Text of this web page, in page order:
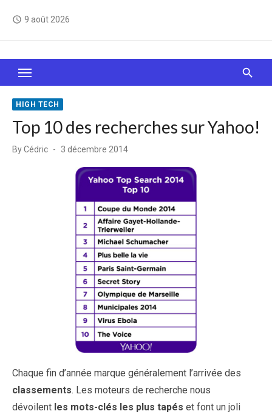
access_time 9 août 2026
Le Web, c'est comme une boîte de chocolats… On
sait jamais sur quoi on va tomber !
HIGH TECH
Top 10 des recherches sur Yahoo!
ByCédric
Posted
3 décembre 2014
Chaque fin d’année marque généralement l’arrivée des
classements. Les moteurs de recherche nous
dévoilent les mots-clés les plus tapés et font un joli